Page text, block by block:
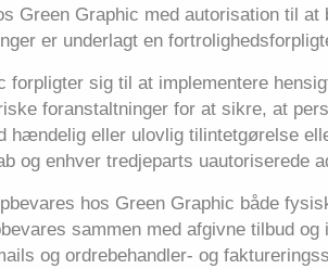
Green Graphic med autorisation til at
er underlagt en
forpligter sig til at implementere
foranstaltninger for at sikre, at
hændelig eller ulovlig tilintetgørelse
og enhver tredjeparts uautoriserede
hos Green Graphic både
sammen med afgivne tilbud og
og ordrebehandler- og